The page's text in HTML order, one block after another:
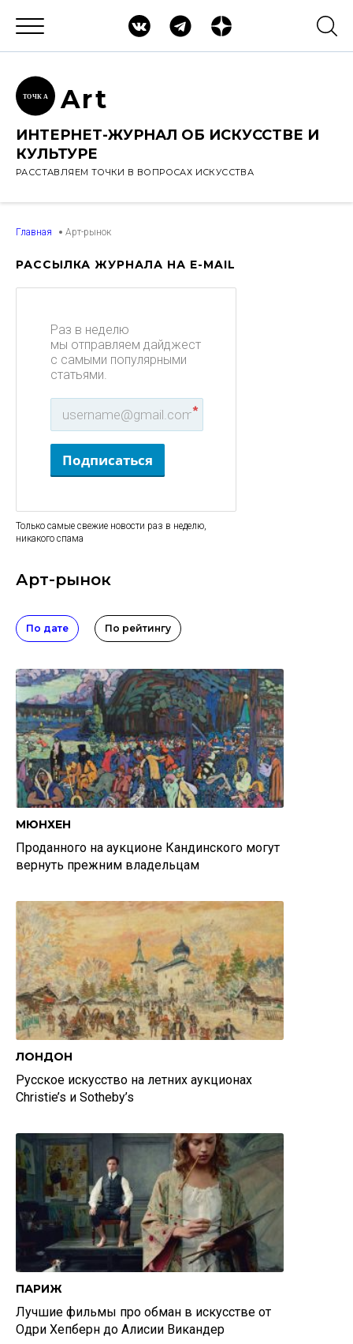
ТОЧК А Art
ИНТЕРНЕТ-ЖУРНАЛ ОБ ИСКУССТВЕ И
КУЛЬТУРЕ
РАССТАВЛЯЕМ ТОЧКИ В ВОПРОСАХ ИСКУССТВА
Главная Арт-рынок
РАССЫЛКА ЖУРНАЛА НА E-MAIL
Раз в неделю
мы отправляем дайджест
с самыми популярными
статьями.
*
Подписаться
Только самые свежие новости раз в неделю,
никакого спама
Арт-рынок
По дате По рейтингу
МЮНХЕН
Проданного на аукционе Кандинского могут
вернуть прежним владельцам
ЛОНДОН
Русское искусство на летних аукционах
Christie’s и Sotheby’s
ПАРИЖ
Лучшие фильмы про обман в искусстве от
Одри Хепберн до Алисии Викандер